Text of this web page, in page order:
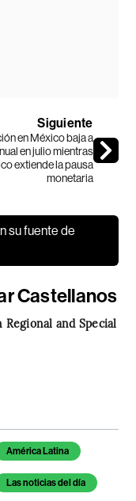
Siguiente
en México baja a
en julio mientras
extiende la pausa
monetaria
su fuente de
Castellanos
Regional and Special
América Latina
Las noticias del día